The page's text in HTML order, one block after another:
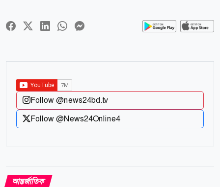
Follow @news24bd.tv
Follow @News24Online4
আন্তর্জাতিক